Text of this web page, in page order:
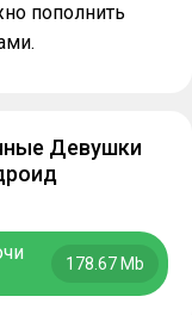
пополнить
Девушки
178.67 Mb